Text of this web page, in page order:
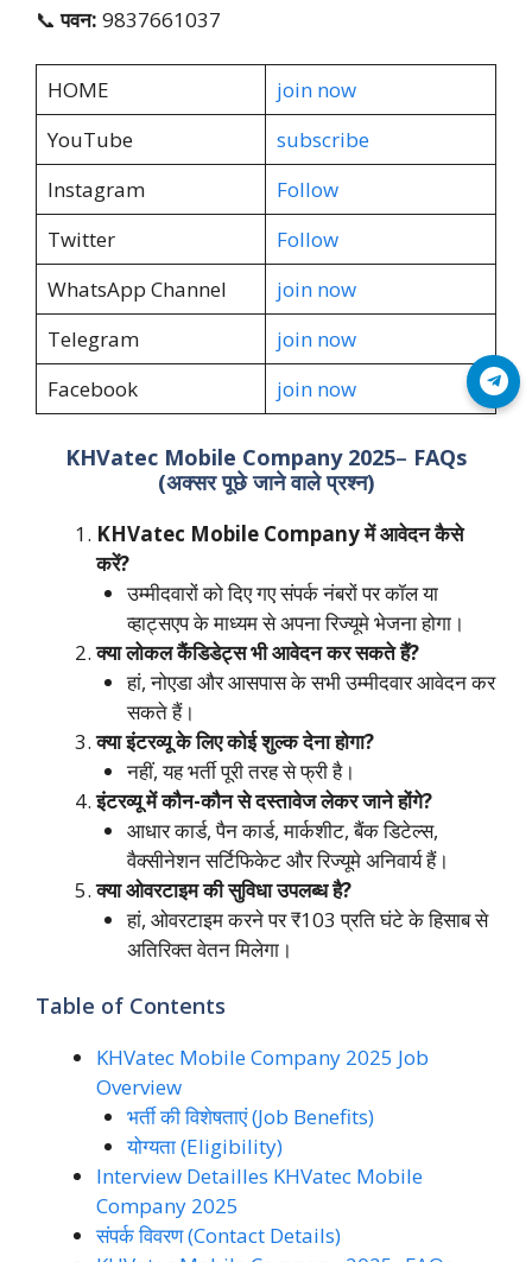
📞पवन: 9837661037
HOME
join now
YouTube
subscribe
Instagram
Follow
Twitter
Follow
WhatsApp Channel
join now
Telegram
join now
Facebook
join now
KHVatec Mobile Company 2025– FAQs
(अक्सर पूछे जाने वाले प्रश्न)
KHVatec Mobile Company में आवेदन कैसे
करें?
उम्मीदवारों को दिए गए संपर्क नंबरों पर कॉल या
व्हाट्सएप के माध्यम से अपना रिज्यूमे भेजना होगा।
क्या लोकल कैंडिडेट्स भी आवेदन कर सकते हैं?
हां, नोएडा और आसपास के सभी उम्मीदवार आवेदन कर
सकते हैं।
क्या इंटरव्यू के लिए कोई शुल्क देना होगा?
नहीं, यह भर्ती पूरी तरह से फ्री है।
इंटरव्यू में कौन-कौन से दस्तावेज लेकर जाने होंगे?
आधार कार्ड, पैन कार्ड, मार्कशीट, बैंक डिटेल्स,
वैक्सीनेशन सर्टिफिकेट और रिज्यूमे अनिवार्य हैं।
क्या ओवरटाइम की सुविधा उपलब्ध है?
हां, ओवरटाइम करने पर ₹103 प्रति घंटे के हिसाब से
अतिरिक्त वेतन मिलेगा।
Table of Contents
KHVatec Mobile Company 2025 Job
Overview
भर्ती की विशेषताएं (Job Benefits)
योग्यता (Eligibility)
Interview Detailles KHVatec Mobile
Company 2025
संपर्क विवरण (Contact Details)